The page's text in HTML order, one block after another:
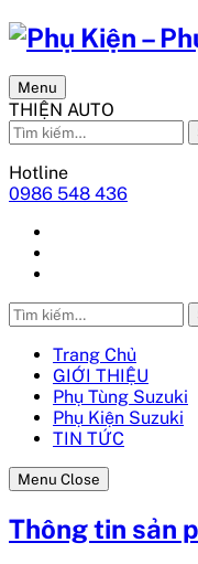
Menu
THIỆN AUTO
Hotline
0986 548 436
Trang Chủ
GIỚI THIỆU
Phụ Tùng Suzuki
Phụ Kiện Suzuki
TIN TỨC
Menu Close
Thông tin sản